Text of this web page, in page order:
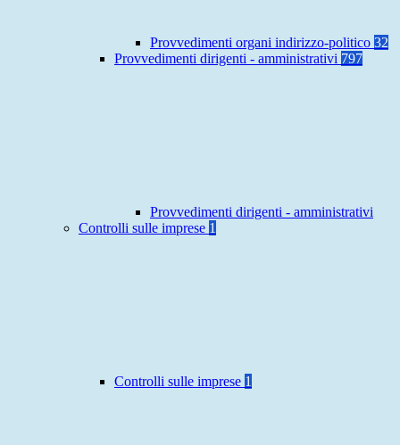
Provvedimenti organi indirizzo-politico 32
Provvedimenti dirigenti - amministrativi 797
Provvedimenti dirigenti - amministrativi
Controlli sulle imprese 1
Controlli sulle imprese 1